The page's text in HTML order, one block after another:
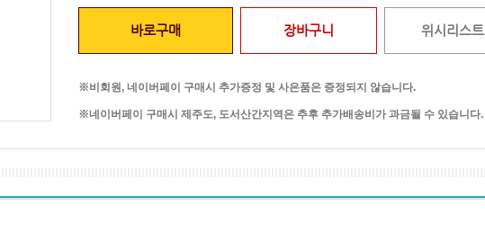
바로구매 장바구니 위시리스트
※비회원, 네이버페이 구매시 추가증정 및 사은품은 증정되지 않습니다.
※네이버페이 구매시 제주도, 도서산간지역은 추후 추가배송비가 과금될 수 있습니다.